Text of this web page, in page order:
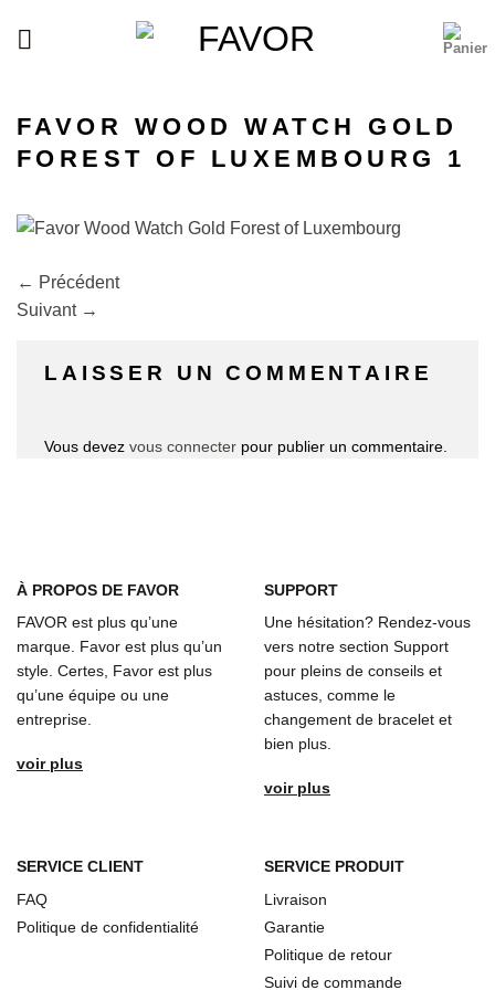
FAVOR WOOD WATCH GOLD
FOREST OF LUXEMBOURG 1
← Précédent
Suivant →
LAISSER UN COMMENTAIRE
Vous devez vous connecter pour publier un commentaire.
À PROPOS DE FAVOR
FAVOR est plus qu’une
marque. Favor est plus qu’un
style. Certes, Favor est plus
qu’une équipe ou une
entreprise.
voir plus
SUPPORT
Une hésitation? Rendez-vous
vers notre section Support
pour pleins de conseils et
astuces, comme le
changement de bracelet et
bien plus.
voir plus
SERVICE CLIENT
FAQ
Politique de confidentialité
SERVICE PRODUIT
Livraison
Garantie
Politique de retour
Suivi de commande